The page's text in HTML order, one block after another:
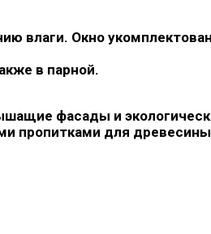
влаги. Окно
в парной.
фасады и
пропитками для